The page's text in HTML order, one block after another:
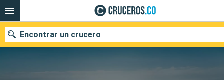
Encontrar un crucero